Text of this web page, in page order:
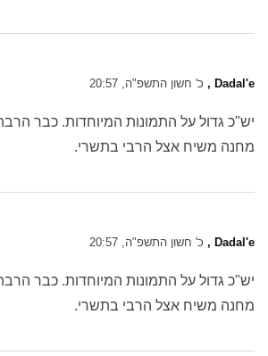
Dadal'e , כ' חשון התשפ"ה, 20:57
יש"כ גדול על התמונות המיוחדות. כבר
מחנה משיח אצל הרבי בתשרי.
Dadal'e , כ' חשון התשפ"ה, 20:57
יש"כ גדול על התמונות המיוחדות. כבר
מחנה משיח אצל הרבי בתשרי.